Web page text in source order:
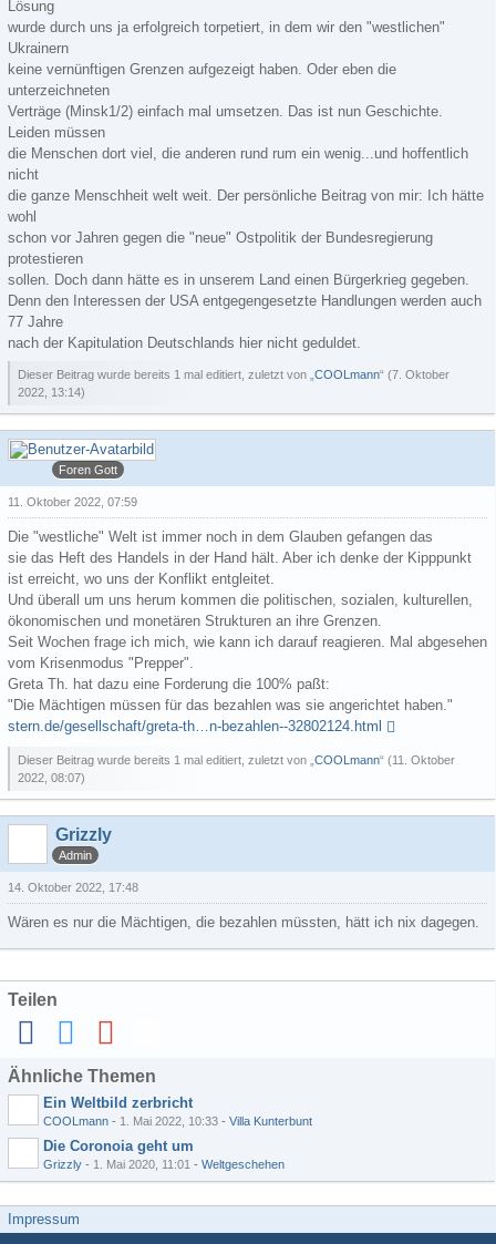
Lösung
wurde durch uns ja erfolgreich torpetiert, in dem wir den "westlichen"
Ukrainern
keine vernünftigen Grenzen aufgezeigt haben. Oder eben die
unterzeichneten
Verträge (Minsk1/2) einfach mal umsetzen. Das ist nun Geschichte.
Leiden müssen
die Menschen dort viel, die anderen rund rum ein wenig...und hoffentlich
nicht
die ganze Menschheit welt weit. Der persönliche Beitrag von mir: Ich hätte
wohl
schon vor Jahren gegen die "neue" Ostpolitik der Bundesregierung
protestieren
sollen. Doch dann hätte es in unserem Land einen Bürgerkrieg gegeben.
Denn den Interessen der USA entgegengesetzte Handlungen werden auch
77 Jahre
nach der Kapitulation Deutschlands hier nicht geduldet.
Dieser Beitrag wurde bereits 1 mal editiert, zuletzt von „ COOLmann“ (7. Oktober
2022, 13:14)
COOLmann
Foren Gott
11. Oktober 2022, 07:59
Die "westliche" Welt ist immer noch in dem Glauben gefangen das
sie das Heft des Handels in der Hand hält. Aber ich denke der Kipppunkt
ist erreicht, wo uns der Konflikt entgleitet.
Und überall um uns herum kommen die politischen, sozialen, kulturellen,
ökonomischen und monetären Strukturen an ihre Grenzen.
Seit Wochen frage ich mich, wie kann ich darauf reagieren. Mal abgesehen
vom Krisenmodus "Prepper".
Greta Th. hat dazu eine Forderung die 100% paßt:
"Die Mächtigen müssen für das bezahlen was sie angerichtet haben."
stern.de/gesellschaft/greta-th…n-bezahlen--32802124.html
Dieser Beitrag wurde bereits 1 mal editiert, zuletzt von „ COOLmann“ (11. Oktober
2022, 08:07)
Grizzly
Admin
14. Oktober 2022, 17:48
Wären es nur die Mächtigen, die bezahlen müssten, hätt ich nix dagegen.
Teilen
Ähnliche Themen
Ein Weltbild zerbricht
COOLmann - 1. Mai 2022, 10:33 - Villa Kunterbunt
Die Coronoia geht um
Grizzly - 1. Mai 2020, 11:01 - Weltgeschehen
Impressum